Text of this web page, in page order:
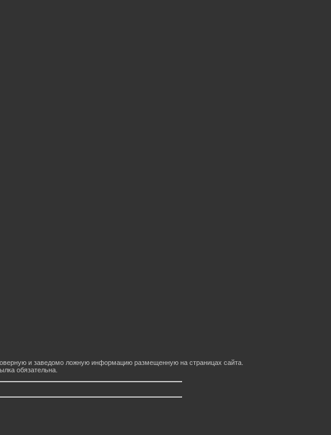
и заведомо ложную информацию размещенную на страницах сайта.
обязательна.